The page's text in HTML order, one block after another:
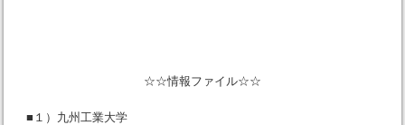
☆☆情報ファイル☆☆
■１）九州工業大学